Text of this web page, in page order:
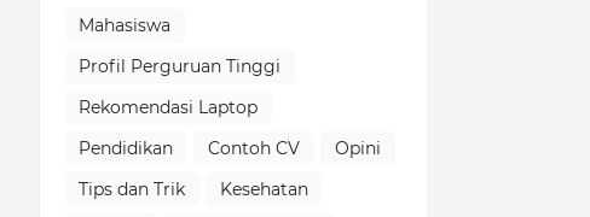
Mahasiswa
Profil Perguruan Tinggi
Rekomendasi Laptop
Pendidikan
Contoh CV
Opini
Tips dan Trik
Kesehatan